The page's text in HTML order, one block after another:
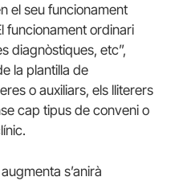
el seu funcionament
funcionament ordinari
diagnòstiques, etc”,
la plantilla de
o auxiliars, els lliterers
cap tipus de conveni o
s’anirà